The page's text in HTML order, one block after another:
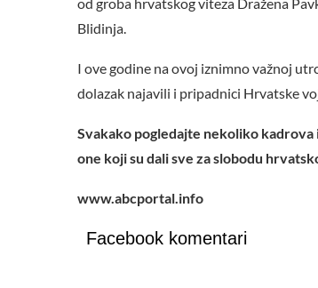
od groba hrvatskog viteza Dražena
Blidinja.
I ove godine na ovoj iznimno važnoj
dolazak najavili i pripadnici Hrvatske
Svakako pogledajte nekoliko
one koji su dali sve za slobodu
www.abcportal.info
Facebook komentari